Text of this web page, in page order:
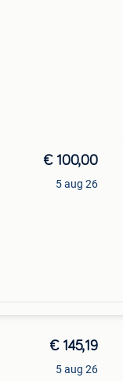
€ 100,00
5 aug 26
€ 145,19
5 aug 26